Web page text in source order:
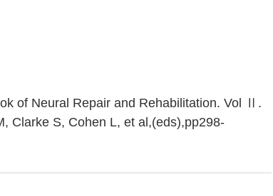
of Neural Repair and Rehabilitation. Vol Ⅱ.
Clarke S, Cohen L, et al,(eds),pp298-